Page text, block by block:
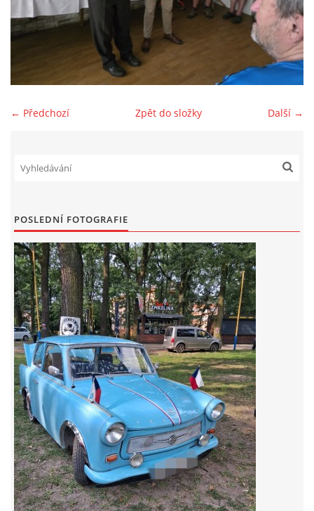
Prvomájová jízda 2026
Old Fiat Club historie
Vývozy a osvědčení
Benzín - Čas bioblaženosti přichází
Moderní nafta
Stanovy Old Fiat Clubu, z. s.
GDPR
oldfiatclub@seznam.cz |RSS
← Předchozí Další →
Zpět do složky
POSLEDNÍ FOTOGRAFIE